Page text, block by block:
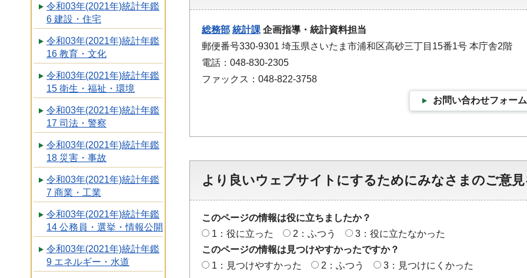
令和03年(2021年)統計年鑑
6 建設・住宅
令和03年(2021年)統計年鑑
16 教育・文化
令和03年(2021年)統計年鑑
15 衛生・福祉・環境
令和03年(2021年)統計年鑑
17 司法・警察
令和03年(2021年)統計年鑑
18 災害・事故
令和03年(2021年)統計年鑑
7 商業・工業
令和03年(2021年)統計年鑑
14 公務員・選挙・情報公開
令和03年(2021年)統計年鑑
9 エネルギー・水道
総務部 統計課 企画指導・統計資料担当
郵便番号330-9301 埼玉県さいたま市浦和区高砂三丁目15番1号 本庁舎2階
電話：048-830-2305
ファックス：048-822-3758
お問い合わせフォーム
より良いウェブサイトにするためにみなさまのご意
このページの情報は役に立ちましたか？
1：役に立った
2：ふつう
3：役に立たなかった
このページの情報は見つけやすかったですか？
1：見つけやすかった
2：ふつう 3：見つけにくかった